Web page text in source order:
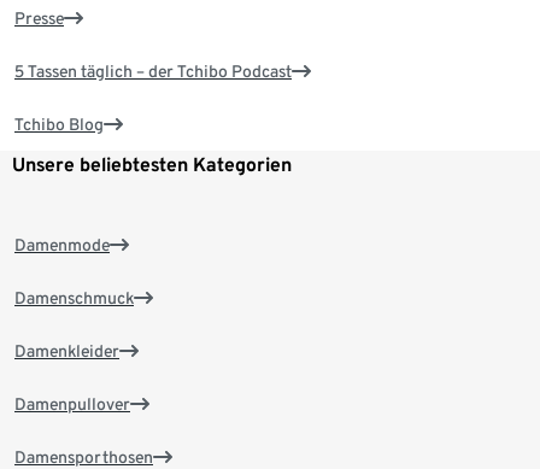
Presse
5 Tassen täglich – der Tchibo Podcast
Tchibo Blog
Unsere beliebtesten Kategorien
Damenmode
Damenschmuck
Damenkleider
Damenpullover
Damensporthosen